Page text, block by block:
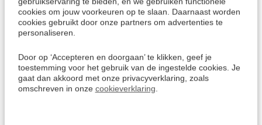
cookies om jouw voorkeuren op te slaan. Daarnaast worden
cookies gebruikt door onze partners om advertenties te
personaliseren.
Door op ‘Accepteren en doorgaan’ te klikken, geef je
toestemming voor het gebruik van de ingestelde cookies. Je
gaat dan akkoord met onze privacyverklaring, zoals
omschreven in onze cookieverklaring